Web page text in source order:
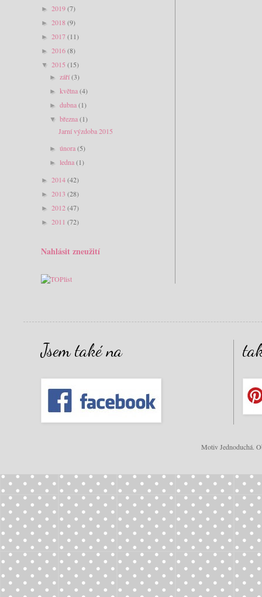
► 2019(7)
► 2018 (9)
► 2017(11)
► 2016(8)
▼ 2015 (15)
►září(3)
►května(4)
►dubna(1)
▼března(1)
Jarní výzdoba 2015
►února(5)
►ledna(1)
► 2014(42)
► 2013 (28)
► 2012(47)
► 2011 (72)
Nahlásit zneužití
Jsem také na
Motiv Jednoduchá.